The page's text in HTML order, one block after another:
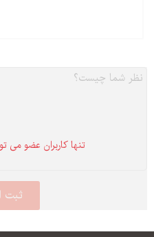
تنها كاربران عضو می